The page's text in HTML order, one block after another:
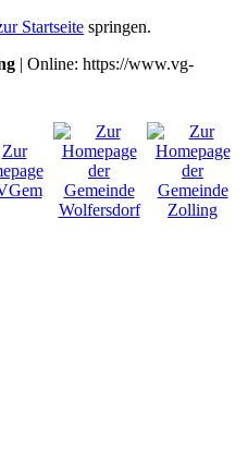
Startseite springen.
| Online: https://www.vg-